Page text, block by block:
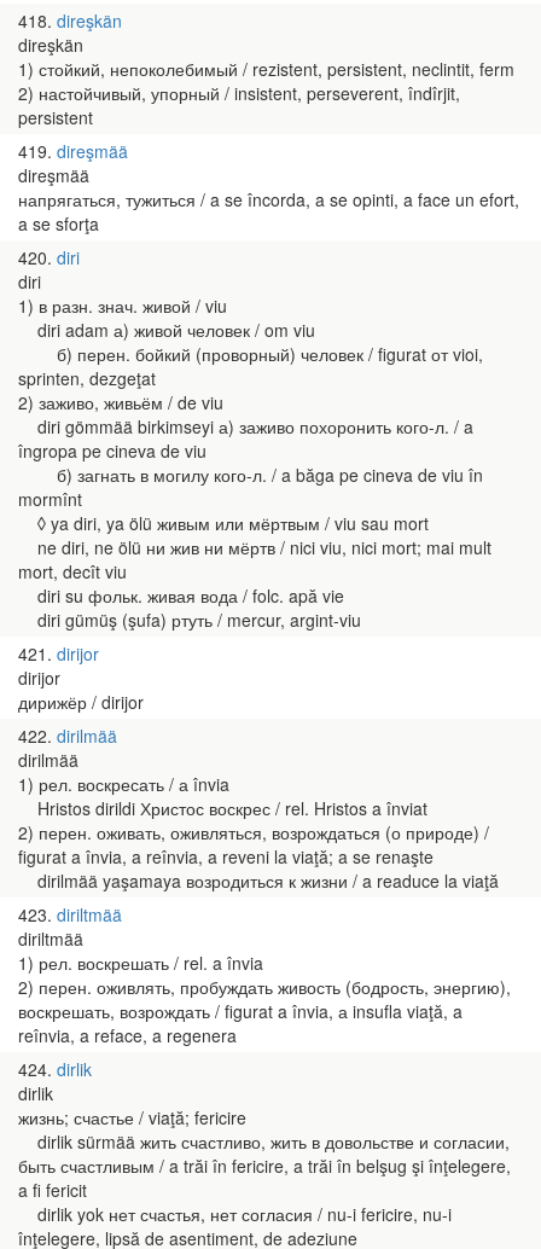
418 direşkän
direşkän
1) стойкий, непоколебимый / rezistent, persistent, neclintit, ferm
2) настойчивый, упорный / insistent, perseverent, îndîrjit,
persistent
419 direşmää
direşmää
напрягаться, тужиться / a se încorda, a se opinti, a face un efort,
a se sforţa
420 diri
diri
1) в разн. знач. живой / viu
diri adam а) живой человек / om viu
б) перен. бойкий (проворный) человек / figurat от vioi,
sprinten, dezgeţat
2) заживо, живьём / de viu
diri gömmää birkimseyi а) заживо похоронить кого-л. / a
îngropa pe cineva de viu
б) загнать в могилу кого-л. / a băga pe cineva de viu în
mormînt
◊ ya diri, ya ölü живым или мёртвым / viu sau mort
ne diri, ne ölü ни жив ни мёртв / nici viu, nici mort; mai mult
mort, decît viu
diri su фольк. живая вода / folc. apă vie
diri gümüş (şufa) ртуть / mercur, argint-viu
421 dirijor
dirijor
дирижёр / dirijor
422 dirilmää
dirilmää
1) рел. воскресать / а învia
Hristos dirildi Христос воскрес / rel. Hristos a înviat
2) перен. оживать, оживляться, возрождаться (о природе) /
figurat a învia, a reînvia, a reveni la viaţă; a se renaşte
dirilmää yaşamaya возродиться к жизни / a readuce la viaţă
423 diriltmää
diriltmää
1) рел. воскрешать / rel. a învia
2) перен. оживлять, пробуждать живость (бодрость, энергию),
воскрешать, возрождать / figurat a învia, а insufla viaţă, a
reînvia, a reface, a regenera
424 dirlik
dirlik
жизнь; счастье / viaţă; fericire
dirlik sürmää жить счастливо, жить в довольстве и согласии,
быть счастливым / a trăi în fericire, a trăi în belşug şi înţelegere,
a fi fericit
dirlik yok нет счастья, нет согласия / nu-i fericire, nu-i
înţelegere, lipsă de asentiment, de adeziune